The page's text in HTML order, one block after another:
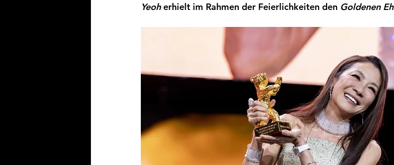
Yeoh erhielt im Rahmen der Feierlichkeiten den Goldenen